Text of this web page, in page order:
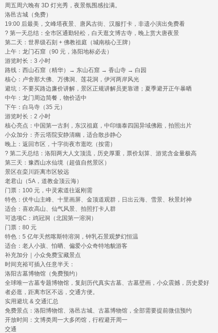
周五周六晚有 3D 灯光秀，夜景氛围感拉满。
洛邑古城（免费）
19:00 后最美，文峰塔夜景、唐风古街、汉服打卡，非遗小演出免费看
? 第一天总结：全市区通勤轻松，白天逛文博古寺，晚上赏大唐夜景
第二天：世界级石刻 + 佛教祖庭（城南核心王牌）
上午：龙门石窟（90 元，洛阳地标必去）
游览时长：3 小时
路线：西山石窟（精华）→ 东山石窟 → 香山寺 → 白园
核心：卢舍那大佛、万佛洞、莲花洞，伊河两岸风光
避坑：不要买路边廉价讲解，景区正规讲解员更靠谱；夏季避开正午暴晒
中午：龙门周边简餐，物价适中
下午：白马寺（35 元）
游览时长：2 小时
核心亮点：中国第一古刹，东汉祖庭，中印缅泰四国异域佛殿，拍照出片
小众加分：齐云塔院安静清幽，适合散步静心
晚上：返回市区，十字街夜市逛吃（按需）
? 第二天总结：洛阳两大人文顶流，历史厚重，票价划算、游览含金量极高
第三天：豫西山水仙境（超值自然景区）
景区在栾川距离市区较远
老君山（5A，道教金顶云海）
门票：100 元，中灵索道往返刚需
特色：伏牛山主峰、十里画屏、金顶道观群，日出云海、雪景、秋景封神
适合：喜欢高山、仙气风景、拍照打卡人群
可选项C：鸡冠洞（北国第一溶洞）
门票：80 元
特色：5 亿年天然喀斯特溶洞，钟乳石景观梦幻恒温
适合：老人小孩、怕晒、偏爱小众奇特地貌游客
补充加分｜小众免费宝藏景点
时间充裕可插入任意半天：
洛阳古墓博物馆（免费预约）
全球唯一古墓专题博物馆，复刻历代真实古墓、古墓壁画，小众震撼，历史爱好
者必逛，距离市区不远，交通方便。
实用避坑 & 交通汇总
免费景点：洛阳博物馆、洛邑古城、古墓博物馆，全部需要提前微信预约
开放时间：文博类周一大多闭馆，行程避开周一
交通